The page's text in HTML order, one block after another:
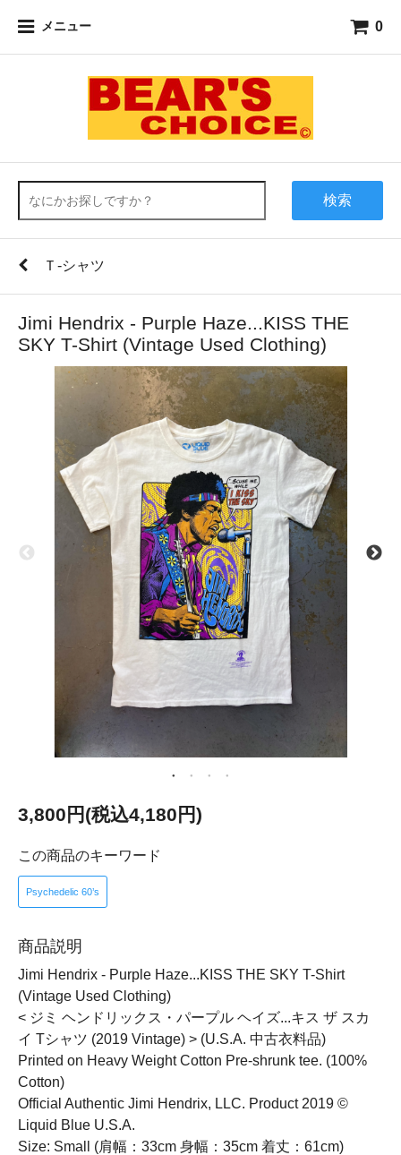
メニュー 0
検索
Ｔ-シャツ
Jimi Hendrix - Purple Haze...KISS THE
SKY T-Shirt (Vintage Used Clothing)
3,800円(税込4,180円)
この商品のキーワード
Psychedelic 60’s
商品説明
Jimi Hendrix - Purple Haze...KISS THE SKY T-Shirt
(Vintage Used Clothing)
< ジミ ヘンドリックス・パープル ヘイズ...キス ザ スカ
イ Tシャツ (2019 Vintage) > (U.S.A. 中古衣料品)
Printed on Heavy Weight Cotton Pre-shrunk tee. (100%
Cotton)
Official Authentic Jimi Hendrix, LLC. Product 2019 ©
Liquid Blue U.S.A.
Size: Small (肩幅：33cm 身幅：35cm 着丈：61cm)